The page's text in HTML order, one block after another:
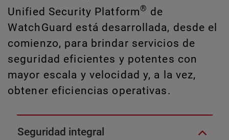
Unified Security Platform® de
WatchGuard está desarrollada, desde el
comienzo, para brindar servicios de
seguridad eficientes y potentes con
mayor escala y velocidad y, a la vez,
obtener eficiencias operativas.
Seguridad integral